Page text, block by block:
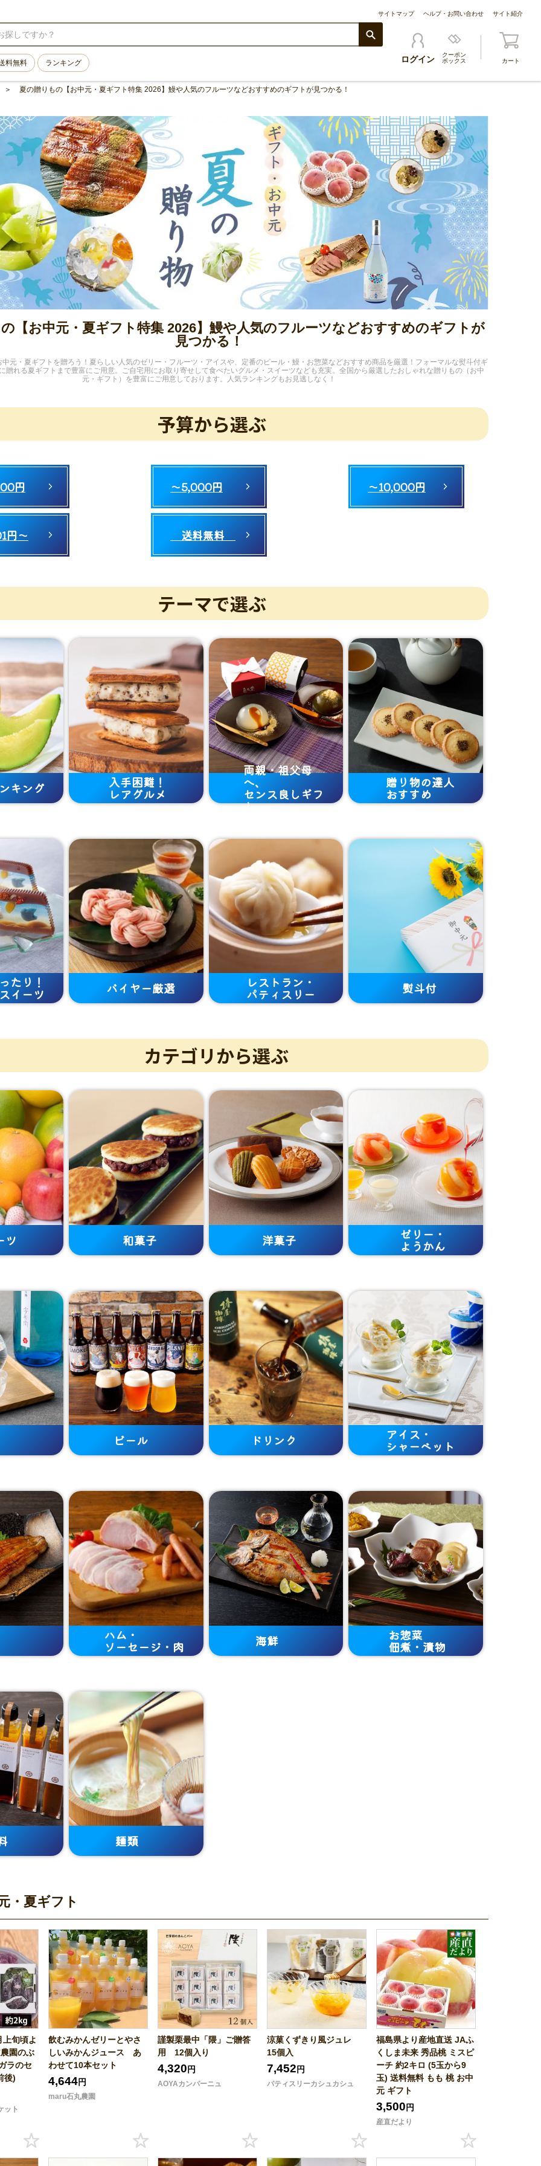
サイトマップ ヘルプ・お問い合わせ サイト紹介
料無料 ランキング ログイン
クーポン
ボックス
カート
夏の贈りもの【お中元・夏ギフト特集 2026】鰻や人気のフルーツなどおすすめのギフトが見つかる！
【お中元・夏ギフト特集 2026】鰻や人気のフルーツなどおすすめのギフトが
見つかる！
元・夏ギフトを贈ろう！夏らしい人気のゼリー・フルーツ・アイスや、定番のビール・鰻・お惣菜などおすすめ商品を厳選！フォーマルな熨斗付ギ
贈れる夏ギフトまで豊富にご用意。ご自宅用にお取り寄せして食べたいグルメ・スイーツなども充実。全国から厳選したおしゃれな贈りもの（お中
元・ギフト）を豊富にご用意しております。人気ランキングもお見逃しなく！
予算から選ぶ
円 ～5,000円 ～10,000円
円～ 送料無料
テーマで選ぶ
キング 入手困難！
レアグルメ
両親・祖父母
へ、
センス良しギフ
ト
贈り物の達人
おすすめ
たり！
イーツ バイヤー厳選 レストラン・
パティスリー 熨斗付
カテゴリから選ぶ
ツ 和菓子 洋菓子 ゼリー・
ようかん
ビール ドリンク アイス・
シャーベット
ハム・
ソーセージ・肉 海鮮 お惣菜
佃煮・漬物
麺類
・夏ギフト
上旬頃よ
園のぶ
ラのセ
後)
ット
飲むみかんゼリーとやさ
しいみかんジュース あ
わせて10本セット
4,644円
maru石丸農園
謹製栗最中「隈」ご贈答
用 12個入り
4,320 円
AOYAカンパーニュ
涼菓くずきり風ジュレ
15個入
7,452 円
パティスリーカシュカシュ
福島県より産地直送 JAふ
くしま未来 秀品桃 ミスピ
ーチ 約2キロ (5玉から9
玉) 送料無料 もも 桃 お中
元 ギフト
3,500 円
産直だより